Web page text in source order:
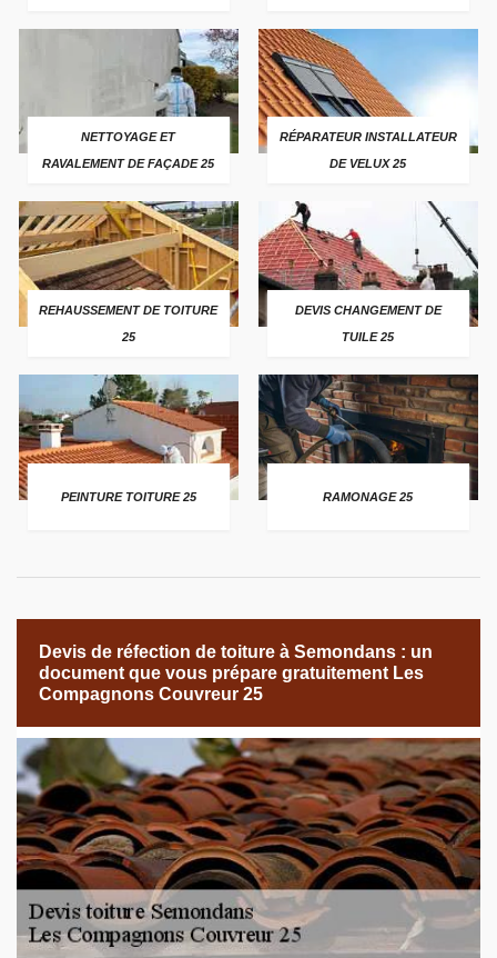
NETTOYAGE ET
RAVALEMENT DE FAÇADE 25
RÉPARATEUR INSTALLATEUR
DE VELUX 25
REHAUSSEMENT DE TOITURE
25
DEVIS CHANGEMENT DE
TUILE 25
PEINTURE TOITURE 25 RAMONAGE 25
Devis de réfection de toiture à Semondans : un
document que vous prépare gratuitement Les
Compagnons Couvreur 25